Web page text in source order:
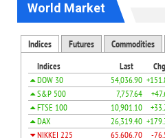
World Market